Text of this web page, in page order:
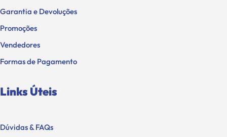
Garantia e Devoluções
Promoções
Vendedores
Formas de Pagamento
Links Úteis
Dúvidas & FAQs